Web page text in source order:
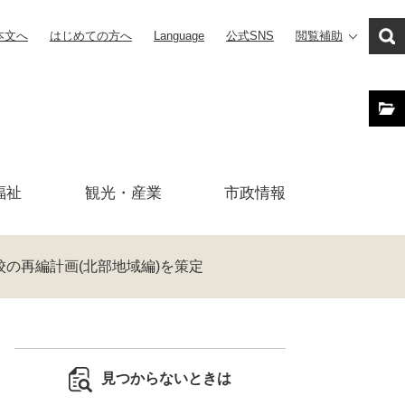
文へ はじめての方へ Language 公式SNS 閲覧補助
祉 観光・産業 市政情報
再編計画(北部地域編)を策定
見つからないときは